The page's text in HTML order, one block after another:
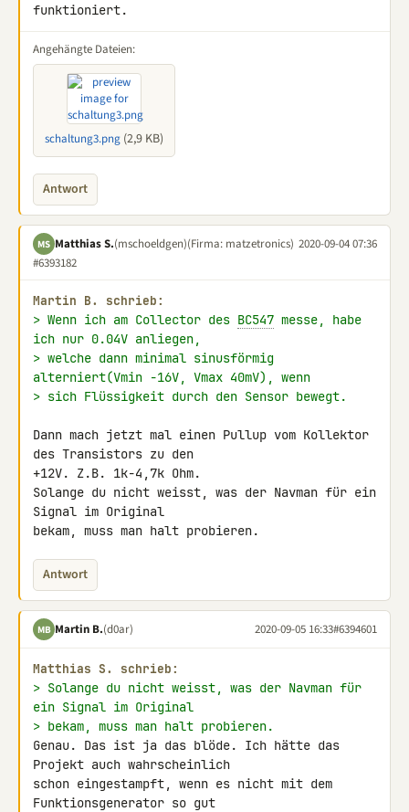
funktioniert.
Angehängte Dateien:
schaltung3.png (2,9 KB)
Antwort
MS Matthias S.(mschoeldgen)(Firma: matzetronics) 2020-09-04 07:36
#6393182
Martin B. schrieb:
> Wenn ich am Collector des BC547 messe, habe
ich nur 0.04V anliegen,
> welche dann minimal sinusförmig
alterniert(Vmin -16V, Vmax 40mV), wenn
> sich Flüssigkeit durch den Sensor bewegt.
Dann mach jetzt mal einen Pullup vom Kollektor
des Transistors zu den
+12V. Z.B. 1k-4,7k Ohm.
Solange du nicht weisst, was der Navman für ein
Signal im Original
bekam, muss man halt probieren.
Antwort
MB Martin B.(d0ar) 2020-09-05 16:33#6394601
Matthias S. schrieb:
> Solange du nicht weisst, was der Navman für
ein Signal im Original
> bekam, muss man halt probieren.
Genau. Das ist ja das blöde. Ich hätte das
Projekt auch wahrscheinlich
schon eingestampft, wenn es nicht mit dem
Funktionsgenerator so gut